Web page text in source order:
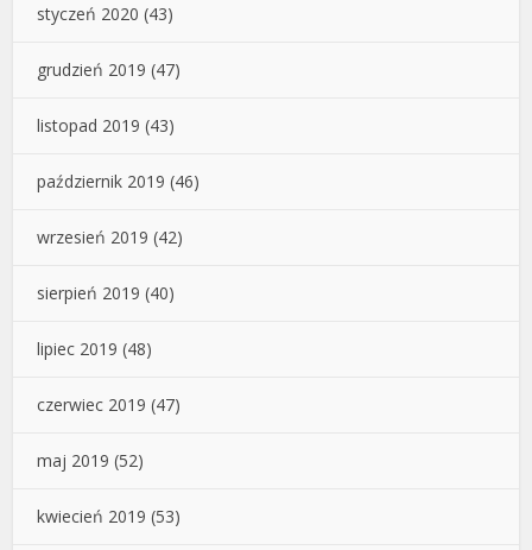
styczeń 2020 (43)
grudzień 2019 (47)
listopad 2019 (43)
październik 2019 (46)
wrzesień 2019 (42)
sierpień 2019 (40)
lipiec 2019 (48)
czerwiec 2019 (47)
maj 2019 (52)
kwiecień 2019 (53)